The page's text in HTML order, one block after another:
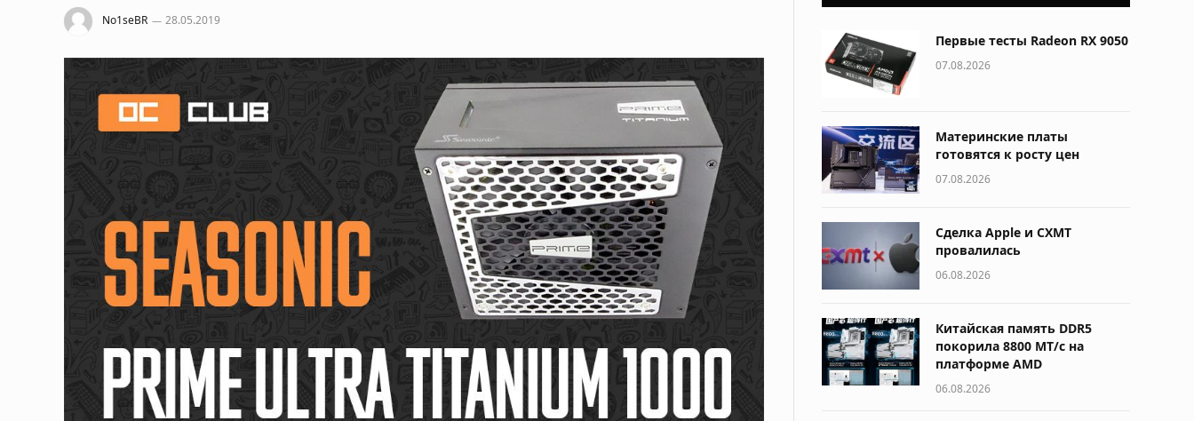
No1seBR 28.05.2019
Первые тесты Radeon RX 9050
07.08.2026
Материнские платы
готовятся к росту цен
07.08.2026
Сделка Apple и CXMT
провалилась
06.08.2026
Китайская память DDR5
покорила 8800 МТ/с на
платформе AMD
06.08.2026